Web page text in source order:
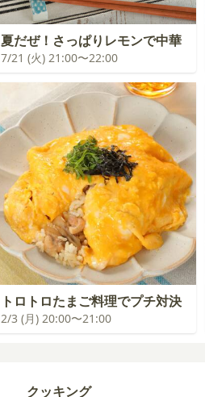
夏だぜ！さっぱりレモンで中華
7/21 (火) 21:00〜22:00
トロトロたまご料理でプチ対決
2/3 (月) 20:00〜21:00
クッキング